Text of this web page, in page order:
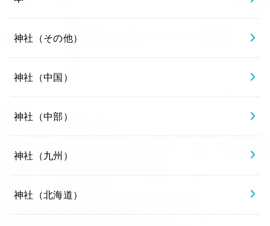
神社（その他）
神社（中国）
神社（中部）
神社（九州）
神社（北海道）